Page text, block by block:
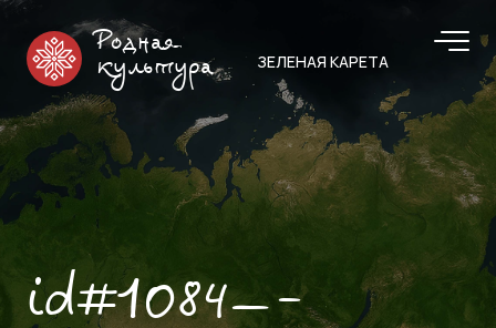
Родная
культура
ЗЕЛЕНАЯ КАРЕТА
id#1084—-